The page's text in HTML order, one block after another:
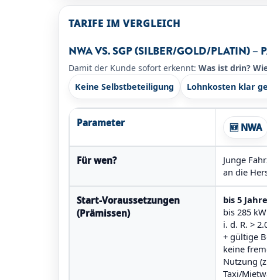
TARIFE IM VERGLEICH
NWA VS. SGP (SILBER/GOLD/PLATIN) –
Damit der Kunde sofort erkennt: Was ist drin?
Keine Selbstbeteiligung
Lohnkosten klar
Parameter 🆕 NWA
Für wen?
Junge
an die
Start-Voraussetzungen
(Prämissen)
bis 5 Jahre
bis 285
i. d. R. >
+ gültige
keine
Nutzung
Taxi/